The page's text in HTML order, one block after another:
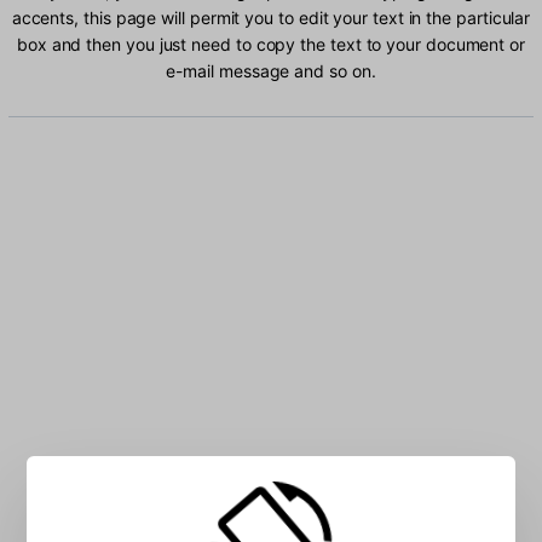
accents, this page will permit you to edit your text in the particular
box and then you just need to copy the text to your document or
e-mail message and so on.
Type Hungarian characters into the box: